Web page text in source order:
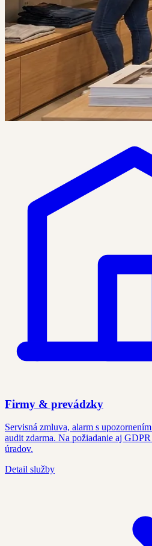
Firmy & prevádzky
Servisná zmluva, alarm s
audit zdarma. Na požiadanie aj
úradov.
Detail služby